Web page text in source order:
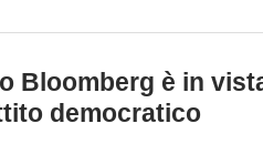
Bloomberg è in
democratico